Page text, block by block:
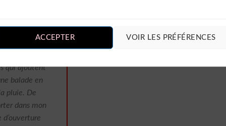
ACCEPTER VOIR LES PRÉFÉRENCES
Soyeux
Ce
pour
surprise
qui ajoutent
balade en
pluie. De
dans mon